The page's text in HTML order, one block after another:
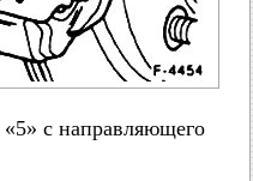
с направляющего